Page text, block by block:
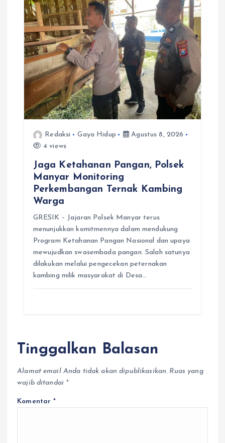
Redaksi Gaya Hidup
Agustus 8, 2026
4 views
Jaga Ketahanan Pangan, Polsek
Manyar Monitoring
Perkembangan Ternak Kambing
Warga
GRESIK – Jajaran Polsek Manyar terus
menunjukkan komitmennya dalam mendukung
Program Ketahanan Pangan Nasional dan upaya
mewujudkan swasembada pangan. Salah satunya
dilakukan melalui pengecekan peternakan
kambing milik masyarakat di Desa…
Tinggalkan Balasan
Alamat email Anda tidak akan dipublikasikan. Ruas yang
wajib ditandai *
Komentar*